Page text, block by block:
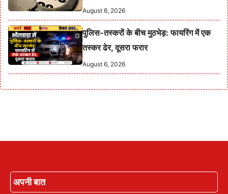
August 6, 2026
पुलिस-तस्करों के बीच मुठभेड़: फायरिंग में एक
तस्कर ढेर, दूसरा फरार
August 6, 2026
अपनी बात